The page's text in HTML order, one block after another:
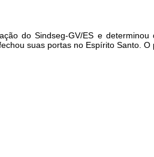
do Sindseg-GV/ES e
suas portas no Espírito Santo.